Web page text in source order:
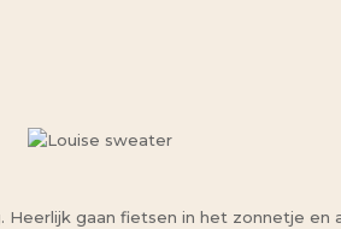
gaan fietsen in het zonnetje en